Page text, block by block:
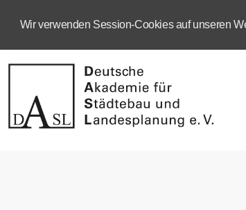
Wir verwenden Session-Cookies auf unseren